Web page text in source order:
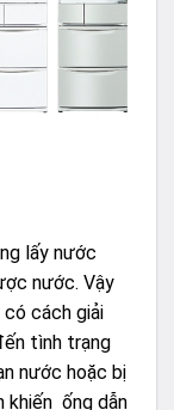
lấy nước
nước. Vậy
cách giải
tình trạng
nước hoặc bị
khiến ống dẫn